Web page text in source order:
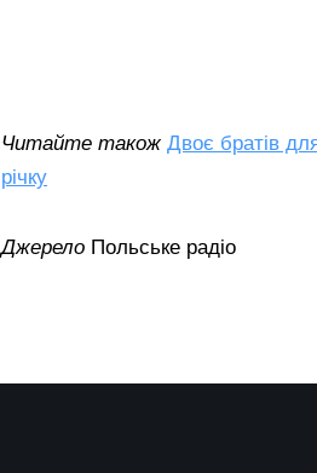
Читайте також Двоє братів
річку
Джерело Польське радіо